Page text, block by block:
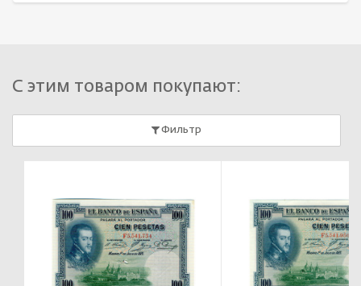
С этим товаром покупают:
Фильтр